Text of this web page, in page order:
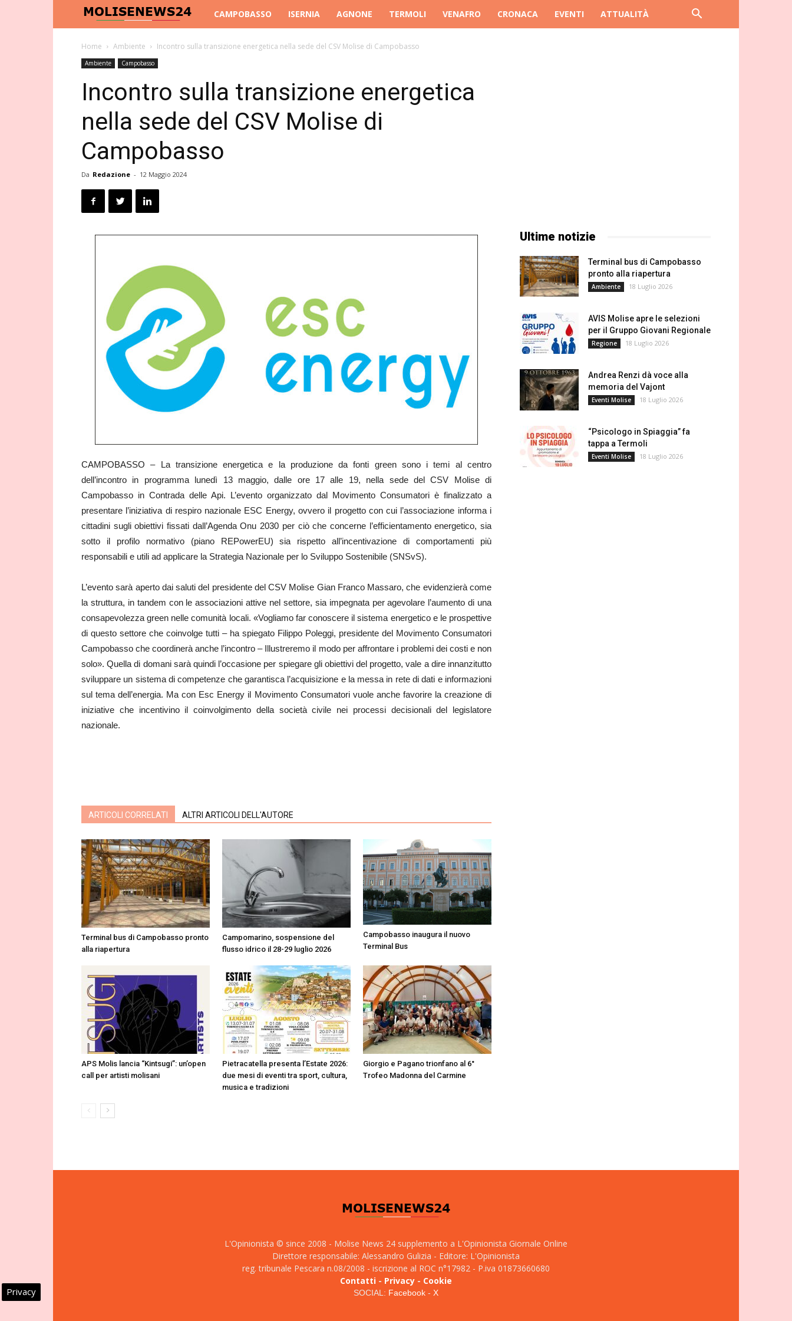
Molise
News
CAMPOBASSO ISERNIA AGNONE TERMOLI VENAFRO CRONACA EVENTI ATTUALITÀ
Home Ambiente Incontro sulla transizione energetica nella sede del CSV Molise di Campobasso
Ambiente Campobasso
Incontro sulla transizione energetica
nella sede del CSV Molise di
Campobasso
Da Redazione - 12 Maggio 2024
CAMPOBASSO – La transizione energetica e la produzione da fonti green sono i temi al centro
dell’incontro in programma lunedì 13 maggio, dalle ore 17 alle 19, nella sede del CSV Molise di
Campobasso in Contrada delle Api. L’evento organizzato dal Movimento Consumatori è finalizzato a
presentare l’iniziativa di respiro nazionale ESC Energy, ovvero il progetto con cui l’associazione informa i
cittadini sugli obiettivi fissati dall’Agenda Onu 2030 per ciò che concerne l’efficientamento energetico, sia
sotto il profilo normativo (piano REPowerEU) sia rispetto all’incentivazione di comportamenti più
responsabili e utili ad applicare la Strategia Nazionale per lo Sviluppo Sostenibile (SNSvS).
L’evento sarà aperto dai saluti del presidente del CSV Molise Gian Franco Massaro, che evidenzierà come
la struttura, in tandem con le associazioni attive nel settore, sia impegnata per agevolare l’aumento di una
consapevolezza green nelle comunità locali. «Vogliamo far conoscere il sistema energetico e le prospettive
di questo settore che coinvolge tutti – ha spiegato Filippo Poleggi, presidente del Movimento Consumatori
Campobasso che coordinerà anche l’incontro – Illustreremo il modo per affrontare i problemi dei costi e non
solo». Quella di domani sarà quindi l’occasione per spiegare gli obiettivi del progetto, vale a dire innanzitutto
sviluppare un sistema di competenze che garantisca l’acquisizione e la messa in rete di dati e informazioni
sul tema dell’energia. Ma con Esc Energy il Movimento Consumatori vuole anche favorire la creazione di
iniziative che incentivino il coinvolgimento della società civile nei processi decisionali del legislatore
nazionale.
ARTICOLI CORRELATI ALTRI ARTICOLI DELL'AUTORE
Terminal bus di Campobasso pronto
alla riapertura
Campomarino, sospensione del
flusso idrico il 28-29 luglio 2026
Campobasso inaugura il nuovo
Terminal Bus
APS Molis lancia “Kintsugi”: un’open
call per artisti molisani
Pietracatella presenta l’Estate 2026:
due mesi di eventi tra sport, cultura,
musica e tradizioni
Giorgio e Pagano trionfano al 6°
Trofeo Madonna del Carmine
Ultime notizie
Terminal bus di Campobasso
pronto alla riapertura
Ambiente 18 Luglio 2026
AVIS Molise apre le selezioni
per il Gruppo Giovani Regionale
Regione 18 Luglio 2026
Andrea Renzi dà voce alla
memoria del Vajont
Eventi Molise 18 Luglio 2026
“Psicologo in Spiaggia” fa
tappa a Termoli
Eventi Molise 18 Luglio 2026
L'Opinionista © since 2008 - Molise News 24 supplemento a L'Opinionista Giornale Online
Direttore responsabile: Alessandro Gulizia - Editore: L'Opinionista
reg. tribunale Pescara n.08/2008 - iscrizione al ROC n°17982 - P.iva 01873660680
Contatti- Privacy- Cookie
SOCIAL: Facebook- X
Privacy